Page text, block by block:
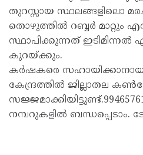
തുറസ്സായ സ്ഥലങ്ങളിലൊ
തൊഴുത്തിൽ റബ്ബർ മാറ്റും
സ്ഥാപിക്കുന്നത്
കുറയ്ക്കും.
കർഷകരെ സഹായിക്കാനായി
കേന്ദ്രത്തിൽ ജില്ലാതല
നമ്പറുകളിൽ ബന്ധപ്പെടാം.